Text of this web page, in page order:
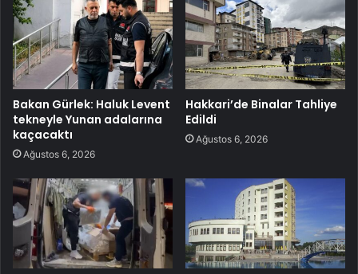
Bakan Gürlek: Haluk Levent
tekneyle Yunan adalarına
kaçacaktı
Ağustos 6, 2026
Hakkari’de Binalar Tahliye
Edildi
Ağustos 6, 2026